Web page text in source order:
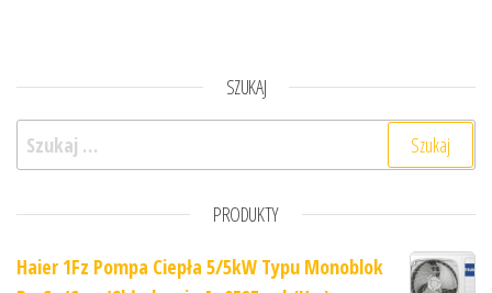
SZUKAJ
Szukaj:
PRODUKTY
Haier 1Fz Pompa Ciepła 5/5kW Typu Monoblok